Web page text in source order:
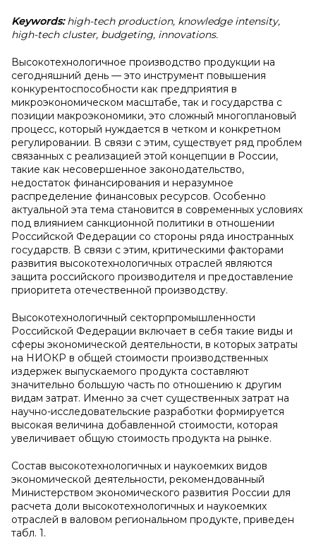
Keywords:high-tech production, knowledge intensity,
high-tech cluster, budgeting, innovations.
Высокотехнологичное производство продукции на
сегодняшний день — это инструмент повышения
конкурентоспособности как предприятия в
микроэкономическом масштабе, так и государства с
позиции макроэкономики, это сложный многоплановый
процесс, который нуждается в четком и конкретном
регулировании. В связи с этим, существует ряд проблем
связанных с реализацией этой концепции в России,
такие как несовершенное законодательство,
недостаток финансирования и неразумное
распределение финансовых ресурсов. Особенно
актуальной эта тема становится в современных условиях
под влиянием санкционной политики в отношении
Российской Федерации со стороны ряда иностранных
государств. В связи с этим, критическими факторами
развития высокотехнологичных отраслей являются
защита российского производителя и предоставление
приоритета отечественной производству.
Высокотехнологичный секторпромышленности
Российской Федерации включает в себя такие виды и
сферы экономической деятельности, в которых затраты
на НИОКР в общей стоимости производственных
издержек выпускаемого продукта составляют
значительно большую часть по отношению к другим
видам затрат. Именно за счет существенных затрат на
научно-исследовательские разработки формируется
высокая величина добавленной стоимости, которая
увеличивает общую стоимость продукта на рынке.
Состав высокотехнологичных и наукоемких видов
экономической деятельности, рекомендованный
Министерством экономического развития России для
расчета доли высокотехнологичных и наукоемких
отраслей в валовом региональном продукте, приведен
табл. 1.